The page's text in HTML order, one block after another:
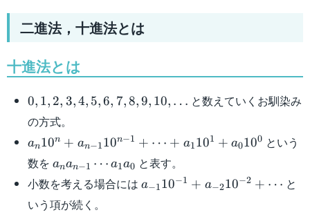
二進法，十進法とは
十進法とは
0,1,2,3,4,5,6,7,8,9,10,\dots
0, 1, 2, 3,4, 5,6, 7,8,9, 10, … と数えていくお馴染み
の方式。
a_n10^n+a_{n-
1}10^{n-1}+\cdots
+a_110^1+a_010^0
an10n + an−110n−1 + ⋯ + a1101 + a0100 という
数を a_na_{n-
1}\cdots
a_1a_0
anan−1 ⋯ a1a0 と表す。
小数を考える場合には a_{-1}10^{-1}+a_{-
a−110−1 + a−210−2 + ⋯ と
いう項が続く。